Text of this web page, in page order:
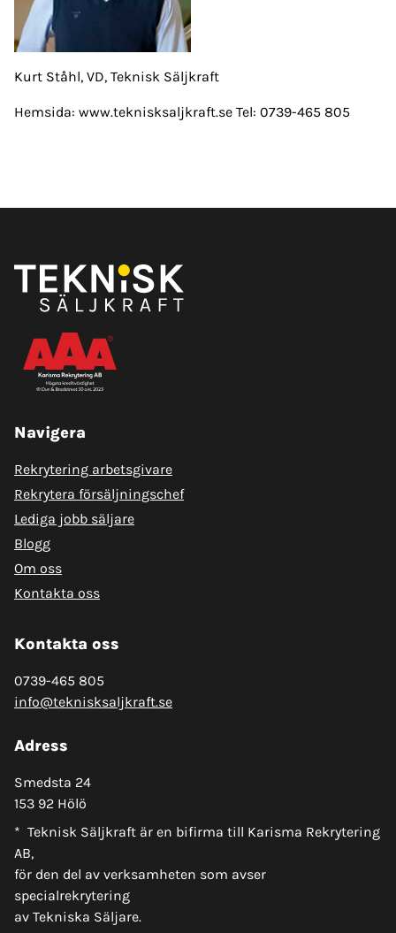
Kurt Ståhl, VD, Teknisk Säljkraft
Hemsida: www.teknisksaljkraft.se Tel: 0739-465 805
Navigera
Rekrytering arbetsgivare
Rekrytera försäljningschef
Lediga jobb säljare
Blogg
Om oss
Kontakta oss
Kontakta oss
0739-465 805
info@teknisksaljkraft.se
Adress
Smedsta 24
153 92 Hölö
* Teknisk Säljkraft är en bifirma till Karisma Rekrytering
AB,
för den del av verksamheten som avser
specialrekrytering
av Tekniska Säljare.